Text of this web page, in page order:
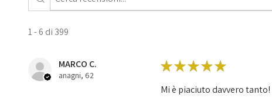
1 - 6 di 399
MARCO C.
anagni, 62
★★★★★
Mi è piaciuto davvero tanto!